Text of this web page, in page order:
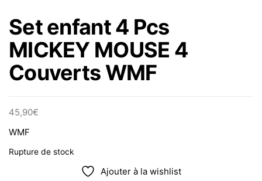
Set enfant 4 Pcs
MICKEY MOUSE 4
Couverts WMF
45,90€
WMF
Rupture de stock
Ajouter à la wishlist